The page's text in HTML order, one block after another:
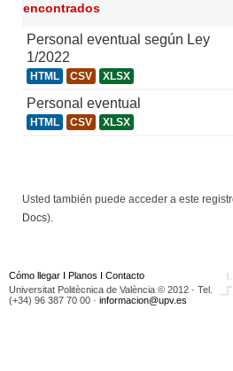
encontrados
Personal eventual según Ley
1/2022
HTML CSV XLSX
Personal eventual
HTML CSV XLSX
Usted también puede acceder a este
Docs).
Cómo llegar I Planos I Contacto
Universitat Politècnica de València © 2012 · Tel.
(+34) 96 387 70 00 · informacion@upv.es